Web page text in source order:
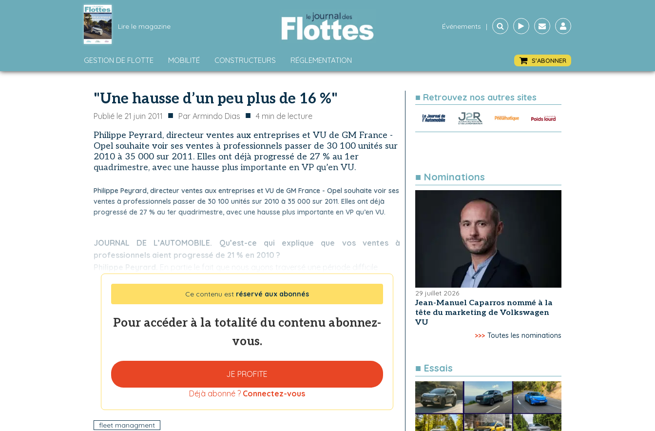
Lire le magazine Événements |
GESTION DE FLOTTE MOBILITÉ CONSTRUCTEURS RÉGLEMENTATION S'ABONNER
"Une hausse d’un peu plus de 16 %"
Publié le 21 juin 2011 ■ Par Armindo Dias ■ 4 min de lecture
Philippe Peyrard, directeur ventes aux entreprises et VU de GM France -
Opel souhaite voir ses ventes à professionnels passer de 30 100 unités sur
2010 à 35 000 sur 2011. Elles ont déjà progressé de 27 % au 1er
quadrimestre, avec une hausse plus importante en VP qu’en VU.
Philippe Peyrard, directeur ventes aux entreprises et VU de GM France - Opel souhaite voir ses
ventes à professionnels passer de 30 100 unités sur 2010 à 35 000 sur 2011. Elles ont déjà
progressé de 27 % au 1er quadrimestre, avec une hausse plus importante en VP qu’en VU.
JOURNAL DE L’AUTOMOBILE. Qu’est-ce qui explique que vos ventes à
professionnels aient progressé de 21 % en 2010 ?
Philippe Peyrard. En partie le fait que nous ayons traversé une période difficile
Ce contenu est réservé aux abonnés
Pour accéder à la totalité du contenu abonnez-
vous.
JE PROFITE
Déjà abonné ? Connectez-vous
fleet managment
■ Retrouvez nos autres sites
■ Nominations
29 juillet 2026
Jean-Manuel Caparros nommé à la
tête du marketing de Volkswagen
VU
>>> Toutes les nominations
■ Essais